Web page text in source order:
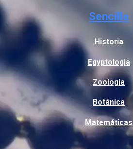
Sencilla
Historia
Egyptologia
Zoologia
Botánica
Matemáticas